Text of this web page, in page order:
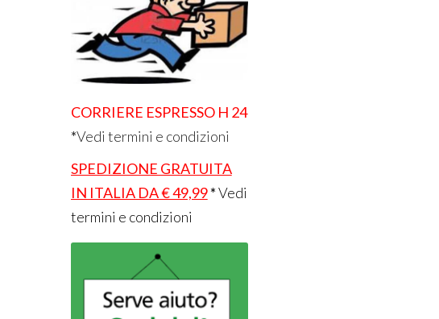
CORRIERE ESPRESSO H 24
*Vedi termini e condizioni
SPEDIZIONE GRATUITA
IN ITALIA DA € 49,99*Vedi
termini e condizioni